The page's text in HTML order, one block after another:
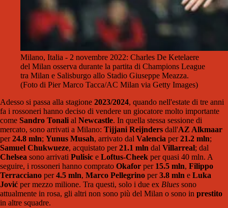
Milano, Italia - 2 novembre 2022: Charles De Ketelaere
del Milan osserva durante la partita di Champions League
tra Milan e Salisburgo allo Stadio Giuseppe Meazza.
(Foto di Pier Marco Tacca/AC Milan via Getty Images)
Adesso si passa alla stagione 2023/2024, quando nell'estate di tre anni
fa i rossoneri hanno deciso di vendere un giocatore molto importante
come Sandro Tonali al Newcastle. In quella stessa sessione di
mercato, sono arrivati a Milano: Tijjani Reijnders dall'AZ Alkmaar
per24.8 mln; Yunus Musah, arrivato dal Valencia per21.2 mln;
Samuel Chukwueze, acquistato per21.1 mln dal Villarreal; dal
Chelsea sono arrivati Pulisic e Loftus-Cheek per quasi 40 mln. A
seguire, i rossoneri hanno comprato Okafor per 15.5 mln, Filippo
Terracciano per4.5 mln, Marco Pellegrino per3.8 mln e Luka
Jović per mezzo milione. Tra questi, solo i due ex Blues sono
attualmente in rosa, gli altri non sono più del Milan o sono in prestito
in altre squadre.